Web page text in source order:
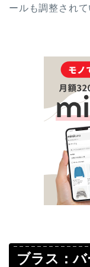
ールも調整されて
ブラス：